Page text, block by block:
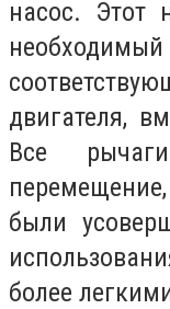
насос. Этот
двигателя,
Все
были
более